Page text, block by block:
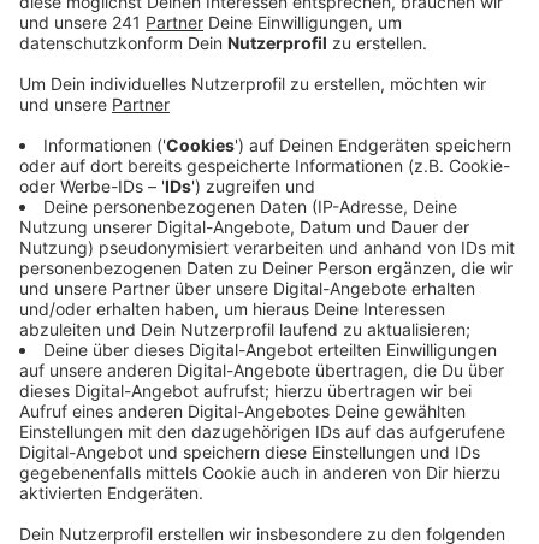
während der Arbeiten nun eine Absage erteilt.
Anzeige
Es sollte ursprünglich geprüft werden, ob der
Standstreifen in Richtung Köln ab der Holzbachtal-
Brücke für die Abbieger der Ausfahrt in Untereschbach
geöffnet werden kann, damit der Verkehr besser
fließt. Kann er nicht, sagt die Autobahn GmbH. Denn
die Freigabe sei nur dann erlaubt, wenn die Autobahn
später ausgebaut werden soll. In diesem Fall würde
das einen sechsspurigen Ausbau zwischen
Untereschbach und Overath meinen. Der ist aber nicht
geplant, also bleibt der Standstreifen tabu.
Außerdem habe sich die Autobahn GmbH für die lange